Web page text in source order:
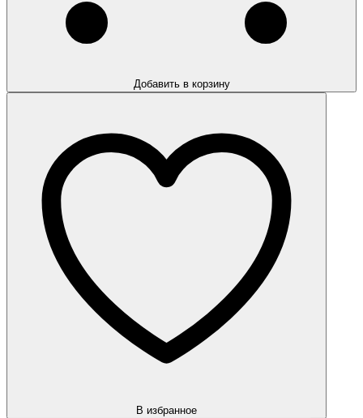
Добавить в корзину
В избранное